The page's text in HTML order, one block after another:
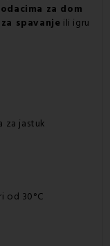
za dom
spavanje ili igru
za jastuk
od 30°C